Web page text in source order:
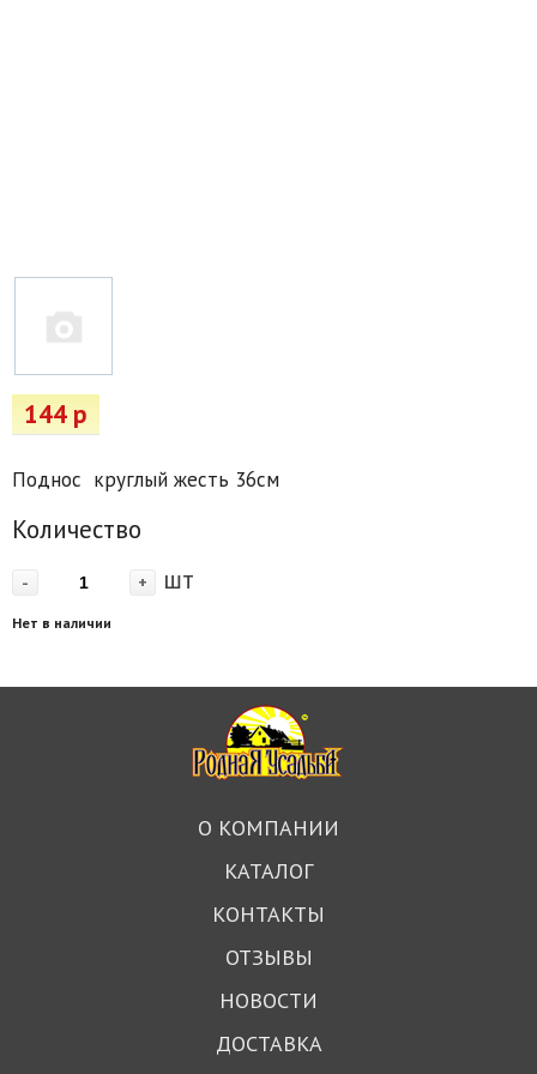
Подарочные сертификаты
144 р
Поднос круглый жесть 36см
Количество
- + шт
Нет в наличии
О КОМПАНИИ
КАТАЛОГ
КОНТАКТЫ
ОТЗЫВЫ
НОВОСТИ
ДОСТАВКА